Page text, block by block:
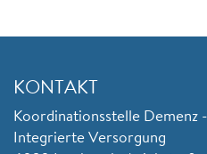
KONTAKT
Koordinationsstelle Demenz
Integrierte Versorgung